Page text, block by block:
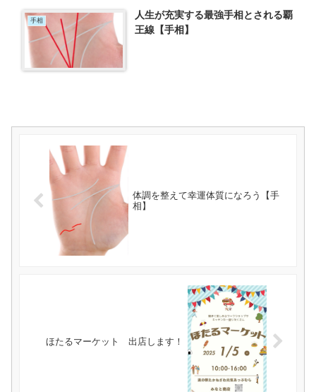
手相
人生が充実する最強手相とされる覇
王線【手相】
体調を整えて幸運体質になろう【手
相】
ほたるマーケット 出店します！